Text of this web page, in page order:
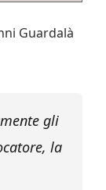
Guardalà
gli
la